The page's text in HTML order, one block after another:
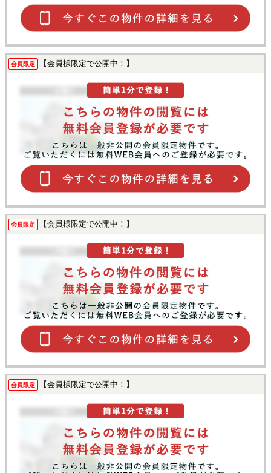
会員限定 【会員様限定で公開中！】
会員限定 【会員様限定で公開中！】
会員限定 【会員様限定で公開中！】